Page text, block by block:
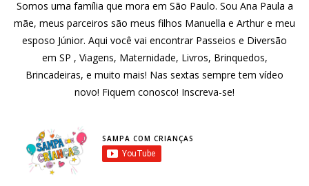
Somos uma família que mora em São Paulo. Sou Ana Paula a
mãe, meus parceiros são meus filhos Manuella e Arthur e meu
esposo Júnior. Aqui você vai encontrar Passeios e Diversão
em SP , Viagens, Maternidade, Livros, Brinquedos,
Brincadeiras, e muito mais! Nas sextas sempre tem vídeo
novo! Fiquem conosco! Inscreva-se!
SAMPA COM CRIANÇAS